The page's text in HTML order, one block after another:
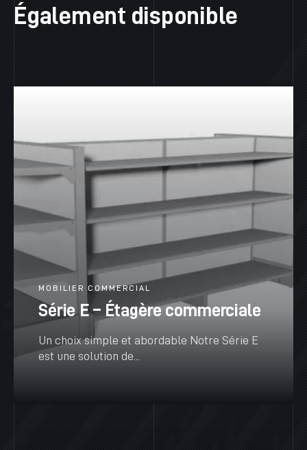
Également disponible
MOBILIER COMMERCIAL
Série E – Étagère commerciale
Un choix simple et abordable Notre Série E
est une solution de...